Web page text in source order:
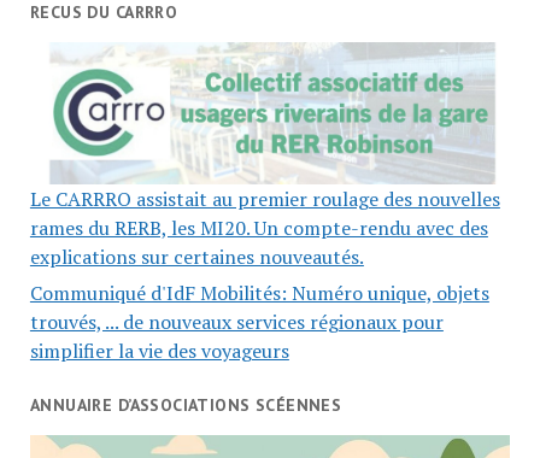
RECUS DU CARRRO
Le CARRRO assistait au premier roulage des nouvelles
rames du RERB, les MI20. Un compte-rendu avec des
explications sur certaines nouveautés.
Communiqué d'IdF Mobilités: Numéro unique, objets
trouvés, ... de nouveaux services régionaux pour
simplifier la vie des voyageurs
ANNUAIRE D’ASSOCIATIONS SCÉENNES